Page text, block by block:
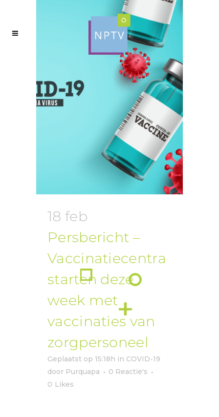
18 feb
Persbericht –
Vaccinatiecentra
starten deze
week met
vaccinaties van
zorgpersoneel
Geplaatst op 15:18h in COVID-19
door Purquapa
0 Reactie's
0 Likes